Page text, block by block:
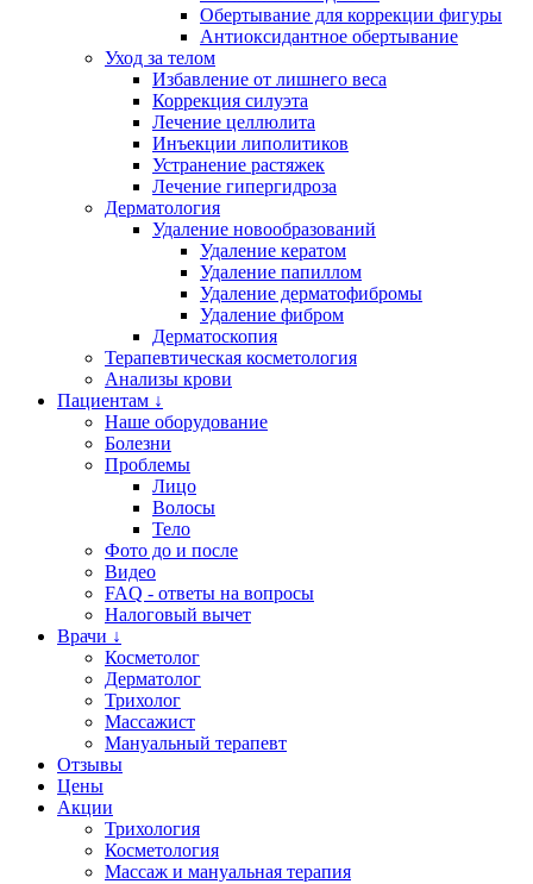
Обертывание для коррекции фигуры
Антиоксидантное обертывание
Уход за телом
Избавление от лишнего веса
Коррекция силуэта
Лечение целлюлита
Инъекции липолитиков
Устранение растяжек
Лечение гипергидроза
Дерматология
Удаление новообразований
Удаление кератом
Удаление папиллом
Удаление дерматофибромы
Удаление фибром
Дерматоскопия
Терапевтическая косметология
Анализы крови
Пациентам ↓
Наше оборудование
Болезни
Проблемы
Лицо
Волосы
Тело
Фото до и после
Видео
FAQ - ответы на вопросы
Налоговый вычет
Врачи ↓
Косметолог
Дерматолог
Трихолог
Массажист
Мануальный терапевт
Отзывы
Цены
Акции
Трихология
Косметология
Массаж и мануальная терапия